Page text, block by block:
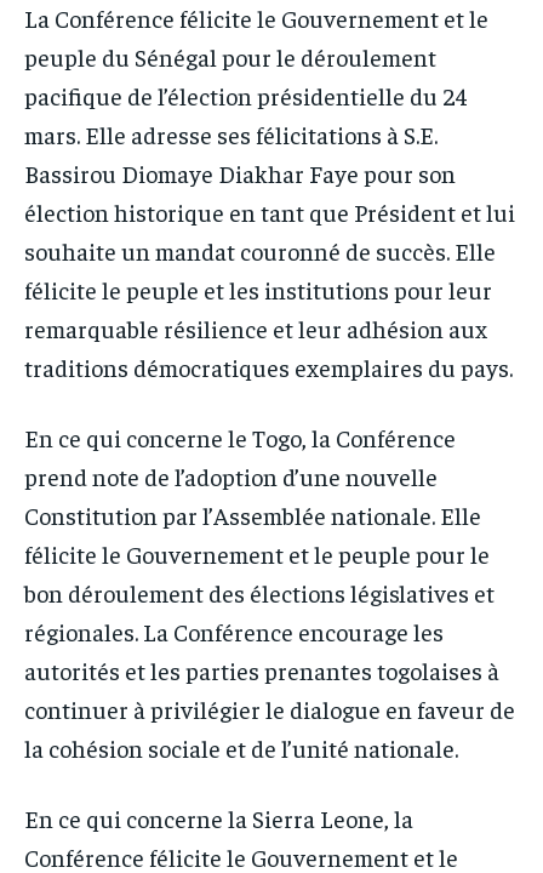
La Conférence félicite le Gouvernement et le
peuple du Sénégal pour le déroulement
pacifique de l’élection présidentielle du 24
mars. Elle adresse ses félicitations à S.E.
Bassirou Diomaye Diakhar Faye pour son
élection historique en tant que Président et lui
souhaite un mandat couronné de succès. Elle
félicite le peuple et les institutions pour leur
remarquable résilience et leur adhésion aux
traditions démocratiques exemplaires du pays.
En ce qui concerne le Togo, la Conférence
prend note de l’adoption d’une nouvelle
Constitution par l’Assemblée nationale. Elle
félicite le Gouvernement et le peuple pour le
bon déroulement des élections législatives et
régionales. La Conférence encourage les
autorités et les parties prenantes togolaises à
continuer à privilégier le dialogue en faveur de
la cohésion sociale et de l’unité nationale.
En ce qui concerne la Sierra Leone, la
Conférence félicite le Gouvernement et le